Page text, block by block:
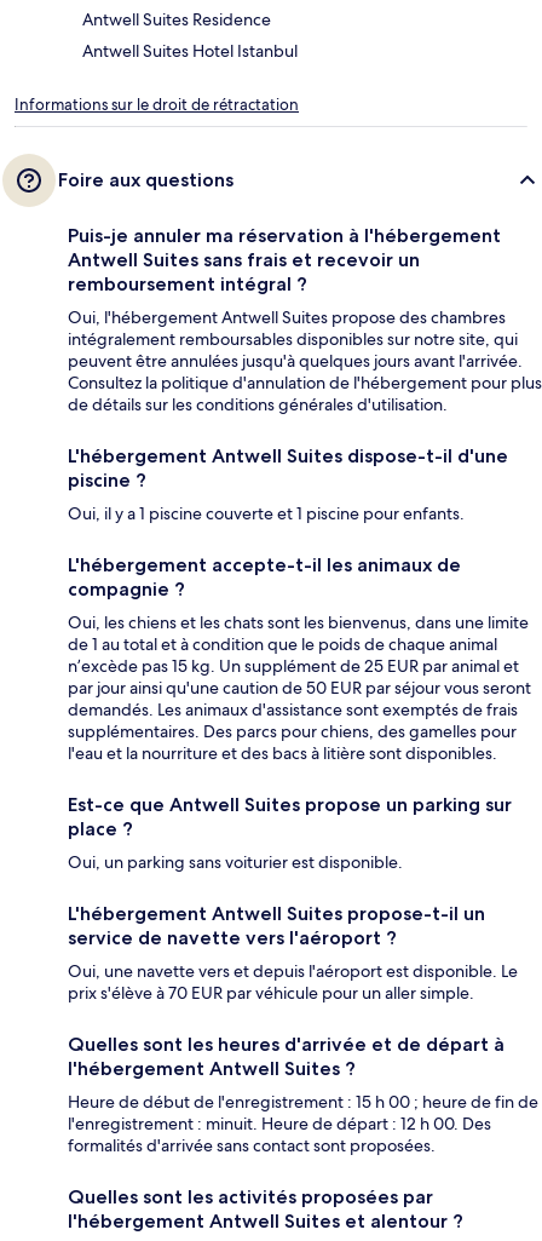
Antwell Suites Residence
Antwell Suites Hotel Istanbul
Informations sur le droit de rétractation
Foire aux questions
Puis-je annuler ma réservation à l'hébergement
Antwell Suites sans frais et recevoir un
remboursement intégral ?
Oui, l'hébergement Antwell Suites propose des chambres
intégralement remboursables disponibles sur notre site, qui
peuvent être annulées jusqu'à quelques jours avant l'arrivée.
Consultez la politique d'annulation de l'hébergement pour plus
de détails sur les conditions générales d'utilisation.
L'hébergement Antwell Suites dispose-t-il d'une
piscine ?
Oui, il y a 1 piscine couverte et 1 piscine pour enfants.
L'hébergement accepte-t-il les animaux de
compagnie ?
Oui, les chiens et les chats sont les bienvenus, dans une limite
de 1 au total et à condition que le poids de chaque animal
n’excède pas 15 kg. Un supplément de 25 EUR par animal et
par jour ainsi qu'une caution de 50 EUR par séjour vous seront
demandés. Les animaux d'assistance sont exemptés de frais
supplémentaires. Des parcs pour chiens, des gamelles pour
l'eau et la nourriture et des bacs à litière sont disponibles.
Est-ce que Antwell Suites propose un parking sur
place ?
Oui, un parking sans voiturier est disponible.
L'hébergement Antwell Suites propose-t-il un
service de navette vers l'aéroport ?
Oui, une navette vers et depuis l'aéroport est disponible. Le
prix s'élève à 70 EUR par véhicule pour un aller simple.
Quelles sont les heures d'arrivée et de départ à
l'hébergement Antwell Suites ?
Heure de début de l'enregistrement : 15 h 00 ; heure de fin de
l'enregistrement : minuit. Heure de départ : 12 h 00. Des
formalités d'arrivée sans contact sont proposées.
Quelles sont les activités proposées par
l'hébergement Antwell Suites et alentour ?